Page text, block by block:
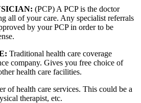
(PCP) A PCP is the doctor
all of your care. Any specialist referrals
by your PCP in order to be
Traditional health care coverage
company. Gives you free choice of
health care facilities.
of health care services. This could be a
therapist, etc.